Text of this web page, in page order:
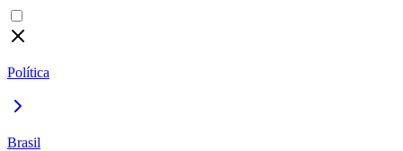
Política
Brasil